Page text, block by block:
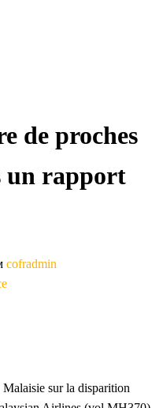
de proches
un rapport
cofradmin
sur la disparition